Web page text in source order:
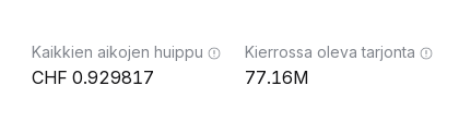
Kaikkien aikojen huippu
0.929817
Kierrossa oleva tarjonta
77.16M